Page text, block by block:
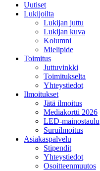
Uutiset
Lukijoilta
Lukijan juttu
Lukijan kuva
Kolumni
Mielipide
Toimitus
Juttuvinkki
Toimitukselta
Yhteystiedot
Ilmoitukset
Jätä ilmoitus
Mediakortti 2026
LED-mainostaulu
Suruilmoitus
Asiakaspalvelu
Stipendit
Yhteystiedot
Osoitteenmuutos